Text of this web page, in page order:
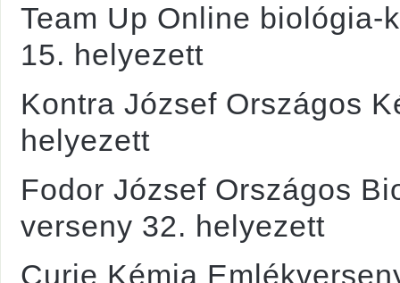
Team Up Online biológia-
15. helyezett
Kontra József Országos
helyezett
Fodor József Országos
verseny 32. helyezett
Curie Kémia